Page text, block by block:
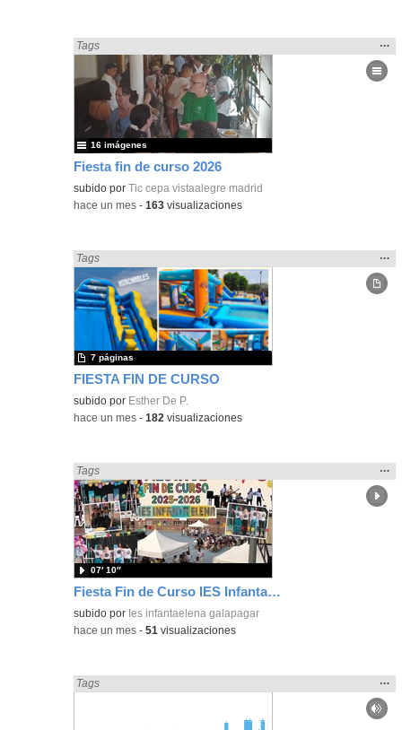
Fiesta fin de curso 2026
Encontrado «Fiestas» en:
Tags
la
…
subido porTic cepa vistaalegre madrid
16 imágenes
-hace un mes -163 visualizaciones
FIESTA FIN DE CURSO
Encontrado «Fiestas» en:
Tags
la
…
subido por Esther De P.
7 páginas
-hace un mes -182 visualizaciones
Fiesta Fin de Curso IES Infanta Elena 2025-2026
Encontrado «Fiestas» en:
Tags
la
…
subido por Ies infantaelena galapagar
07′ 10″
-hace un mes -51 visualizaciones
Encontrado «Fiestas» en:
Tags
la
…